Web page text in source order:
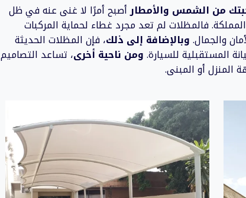
من الشمس والأمطارأصبح أمرًا لا غنى عنه في ظل
فالمظلات لم تعد مجرد غطاء لحماية المركبات
والجمال.وبالإضافة إلى ذلك، فإن المظلات الحديثة
المستقبلية للسيارة.ومن ناحية أخرى، تساعد التصاميم
المنزل أو المبنى.